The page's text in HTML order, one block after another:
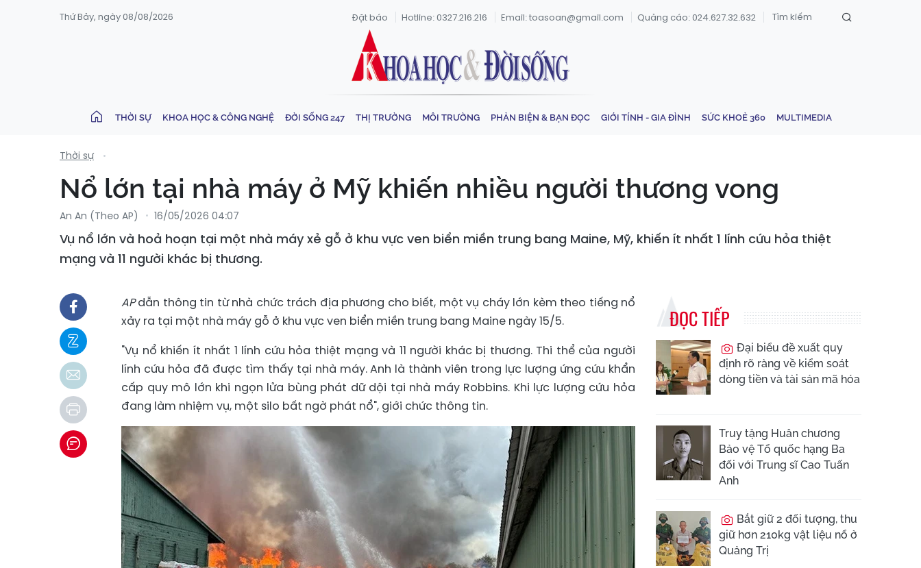
Thứ Bảy, ngày 08/08/2026 Đặt báo Hotline: 0327.216.216 Email: toasoan@gmail.com Quảng cáo: 024.627.32.632
THỜI SỰ KHOA HỌC & CÔNG NGHỆ ĐỜI SỐNG 247 THỊ TRƯỜNG MÔI TRƯỜNG PHẢN BIỆN & BẠN ĐỌC GIỚI TÍNH - GIA ĐÌNH SỨC KHOẺ 360 MULTIMEDIA
Thời sự
Nổ lớn tại nhà máy ở Mỹ khiến nhiều người thương vong
An An (Theo AP) 16/05/2026 04:07
Vụ nổ lớn và hoả hoạn tại một nhà máy xẻ gỗ ở khu vực ven biển miền trung bang Maine, Mỹ, khiến ít nhất 1 lính cứu hỏa thiệt
mạng và 11 người khác bị thương.
APdẫn thông tin từ nhà chức trách địa phương cho biết, một vụ cháy lớn kèm theo tiếng nổ
xảy ra tại một nhà máy gỗ ở khu vực ven biển miền trung bang Maine ngày 15/5.
"Vụ nổ khiến ít nhất 1 lính cứu hỏa thiệt mạng và 11 người khác bị thương. Thi thể của người
lính cứu hỏa đã được tìm thấy tại nhà máy. Anh là thành viên trong lực lượng ứng cứu khẩn
cấp quy mô lớn khi ngọn lửa bùng phát dữ dội tại nhà máy Robbins. Khi lực lượng cứu hỏa
đang làm nhiệm vụ, một silo bất ngờ phát nổ", giới chức thông tin.
ĐỌC TIẾP
Đại biểu đề xuất quy
định rõ ràng về kiểm soát
dòng tiền và tài sản mã hóa
Truy tặng Huân chương
Bảo vệ Tổ quốc hạng Ba
đối với Trung sĩ Cao Tuấn
Anh
Bắt giữ 2 đối tượng, thu
giữ hơn 210kg vật liệu nổ ở
Quảng Trị